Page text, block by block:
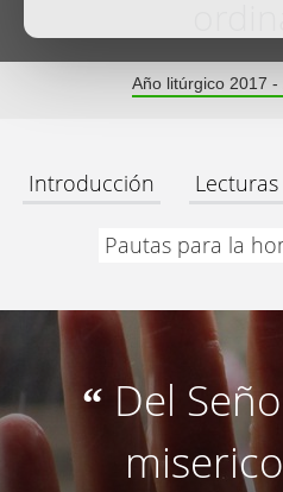
Año litúrgico 2017
Introducción Lecturas
Pautas para la
“ Del